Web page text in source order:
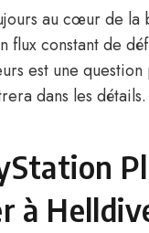
au cœur de la
constant de
est une
dans les détails.
à